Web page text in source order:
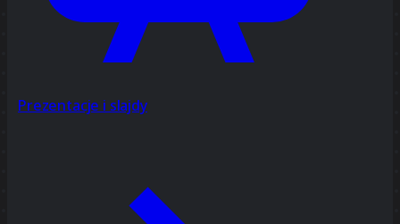
Prezentacje i slajdy